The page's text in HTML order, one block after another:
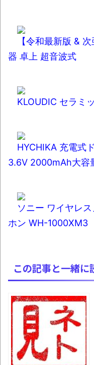
【令和最新版 & 次
器 卓上 超音波式
KLOUDIC セラミ
HYCHIKA 充電式
3.6V 2000mAh大容
ソニー ワイヤレス
ホン WH-1000XM3
この記事と一緒に